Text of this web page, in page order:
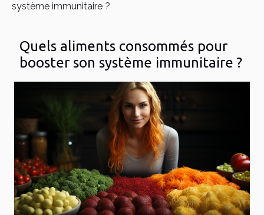
système immunitaire ?
Quels aliments consommés pour
booster son système immunitaire ?